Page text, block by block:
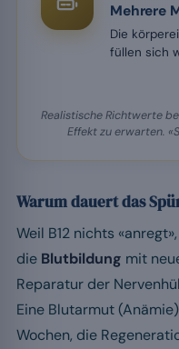
Mehrere
Die
füllen sich
Realistische Richtwerte
Effekt zu erwarten.
Warum dauert das
Weil B12 nichts
die Blutbildung mit
Reparatur der
Eine Blutarmut
Wochen, die